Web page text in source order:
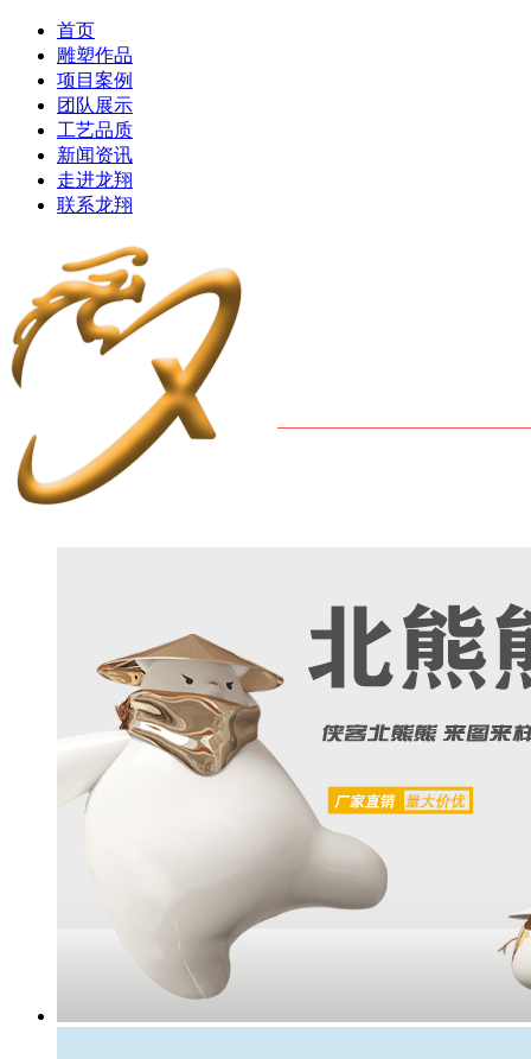
首页
雕塑作品
项目案例
团队展示
工艺品质
新闻资讯
走进龙翔
联系龙翔